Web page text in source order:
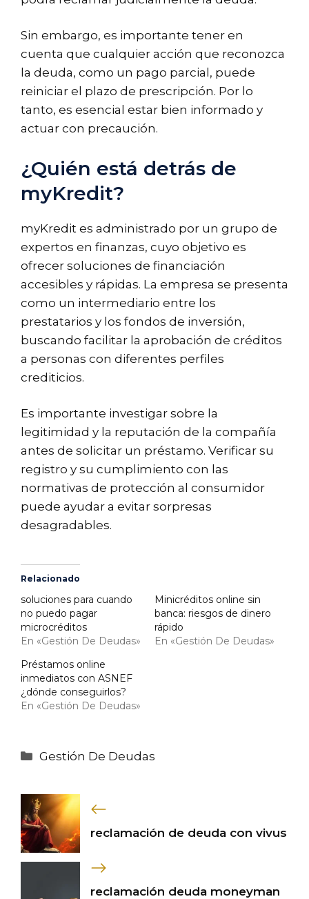
Sin embargo, es importante tener en
cuenta que cualquier acción que reconozca
la deuda, como un pago parcial, puede
reiniciar el plazo de prescripción. Por lo
tanto, es esencial estar bien informado y
actuar con precaución.
¿Quién está detrás de
myKredit?
myKredit es administrado por un grupo de
expertos en finanzas, cuyo objetivo es
ofrecer soluciones de financiación
accesibles y rápidas. La empresa se presenta
como un intermediario entre los
prestatarios y los fondos de inversión,
buscando facilitar la aprobación de créditos
a personas con diferentes perfiles
crediticios.
Es importante investigar sobre la
legitimidad y la reputación de la compañía
antes de solicitar un préstamo. Verificar su
registro y su cumplimiento con las
normativas de protección al consumidor
puede ayudar a evitar sorpresas
desagradables.
Relacionado
soluciones para cuando
no puedo pagar
microcréditos
En «Gestión De Deudas»
Minicréditos online sin
banca: riesgos de dinero
rápido
En «Gestión De Deudas»
Préstamos online
inmediatos con ASNEF
¿dónde conseguirlos?
En «Gestión De Deudas»
Categorías
Gestión De Deudas
reclamación de deuda con vivus
reclamación deuda moneyman